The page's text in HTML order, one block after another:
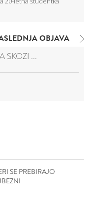
OBJAVA
SKOZI ...
SE PREBIRAJO